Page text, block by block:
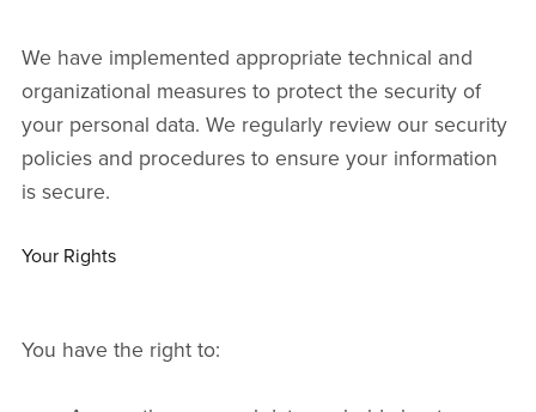
We have implemented appropriate technical and
organizational measures to protect the security of
your personal data. We regularly review our security
policies and procedures to ensure your information
is secure.
Your Rights
You have the right to: